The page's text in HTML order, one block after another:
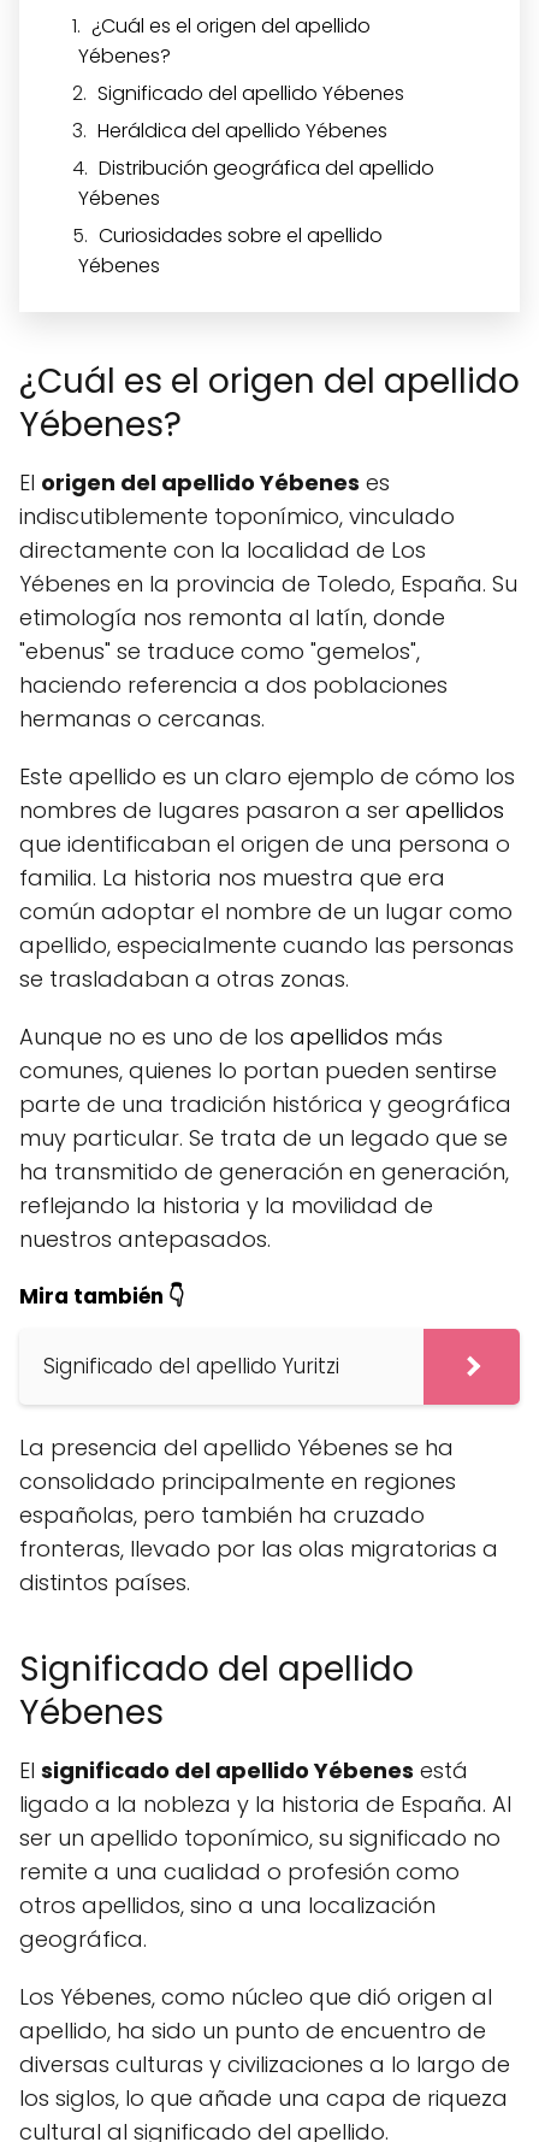
¿Cuál es el origen del apellido
Yébenes?
Significado del apellido Yébenes
Heráldica del apellido Yébenes
Distribución geográfica del apellido
Yébenes
Curiosidades sobre el apellido
Yébenes
¿Cuál es el origen del apellido
Yébenes?
El origen del apellido Yébenes es
indiscutiblemente toponímico, vinculado
directamente con la localidad de Los
Yébenes en la provincia de Toledo, España. Su
etimología nos remonta al latín, donde
"ebenus" se traduce como "gemelos",
haciendo referencia a dos poblaciones
hermanas o cercanas.
Este apellido es un claro ejemplo de cómo los
nombres de lugares pasaron a ser apellidos
que identificaban el origen de una persona o
familia. La historia nos muestra que era
común adoptar el nombre de un lugar como
apellido, especialmente cuando las personas
se trasladaban a otras zonas.
Aunque no es uno de los apellidos más
comunes, quienes lo portan pueden sentirse
parte de una tradición histórica y geográfica
muy particular. Se trata de un legado que se
ha transmitido de generación en generación,
reflejando la historia y la movilidad de
nuestros antepasados.
Mira también 👇
Significado del apellido Yuritzi
La presencia del apellido Yébenes se ha
consolidado principalmente en regiones
españolas, pero también ha cruzado
fronteras, llevado por las olas migratorias a
distintos países.
Significado del apellido
Yébenes
El significado del apellido Yébenes está
ligado a la nobleza y la historia de España. Al
ser un apellido toponímico, su significado no
remite a una cualidad o profesión como
otros apellidos, sino a una localización
geográfica.
Los Yébenes, como núcleo que dió origen al
apellido, ha sido un punto de encuentro de
diversas culturas y civilizaciones a lo largo de
los siglos, lo que añade una capa de riqueza
cultural al significado del apellido.